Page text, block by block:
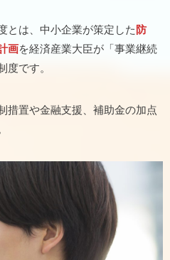
とは、中小企業が策定した 防
画を経済産業大臣が「事業継続
度です。
措置や金融支援、補助金の加点